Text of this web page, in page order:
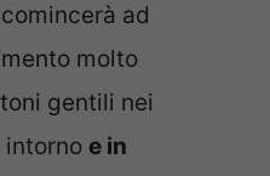
ad
molto
gentili nei
e in